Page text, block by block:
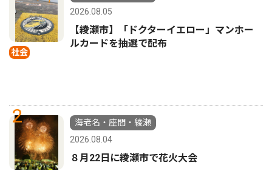
社会
2026.08.05
【綾瀬市】「ドクターイエロー」マンホー
ルカードを抽選で配布
2
海老名・座間・綾瀬
2026.08.04
８月22日に綾瀬市で花火大会